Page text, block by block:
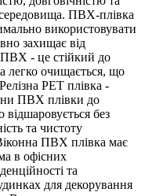
ПВХ-плівка
використовувати
захищає від
ПВХ - це стійкий до
легко очищається, що
РЕТ плівка -
ПВХ плівки до
відшаровується без
та чистоту
ПВХ плівка має
в офісних
та
для декорування